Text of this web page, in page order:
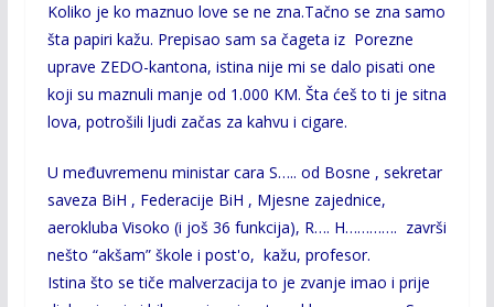
Koliko je ko maznuo love se ne zna.Tačno se zna samo
šta papiri kažu. Prepisao sam sa čageta iz Porezne
uprave ZEDO-kantona, istina nije mi se dalo pisati one
koji su maznuli manje od 1.000 KM. Šta ćeš to ti je sitna
lova, potrošili ljudi začas za kahvu i cigare.
U međuvremenu ministar cara S….. od Bosne , sekretar
saveza BiH , Federacije BiH , Mjesne zajednice,
aerokluba Visoko (i još 36 funkcija), R…. H…………. završi
nešto “akšam” škole i post'o, kažu, profesor.
Istina što se tiče malverzacija to je zvanje imao i prije